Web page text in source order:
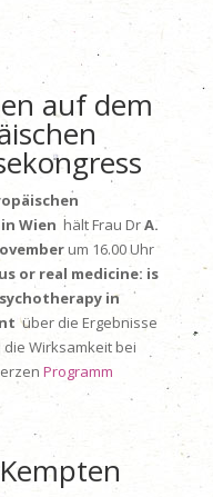
auf dem
Wien hält Frau DrA.
um 16.00 Uhr
or real medicine: is
in
über die Ergebnisse
Wirksamkeit bei
Programm